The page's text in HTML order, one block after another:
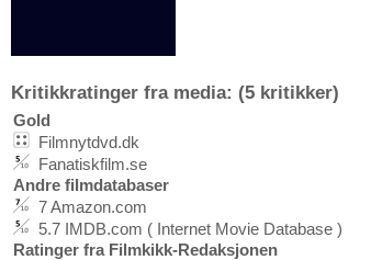
Kritikkratinger fra media: (5 kritikker)
Gold
Filmnytdvd.dk
Fanatiskfilm.se
Andre filmdatabaser
7 Amazon.com
5.7 IMDB.com ( Internet Movie Database )
Ratinger fra Filmkikk-Redaksjonen